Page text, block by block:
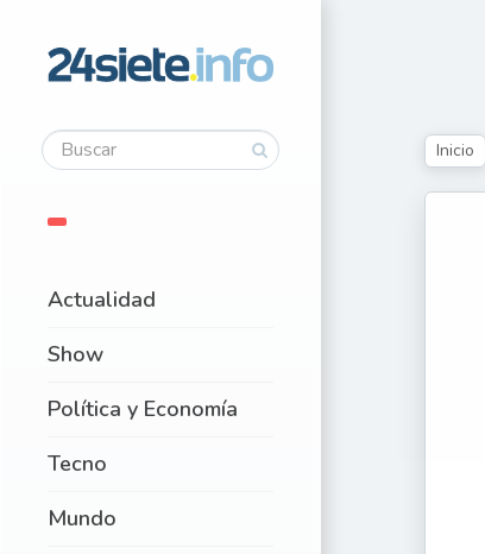
Actualidad
Show
Política y Economía
Tecno
Mundo
Inicio